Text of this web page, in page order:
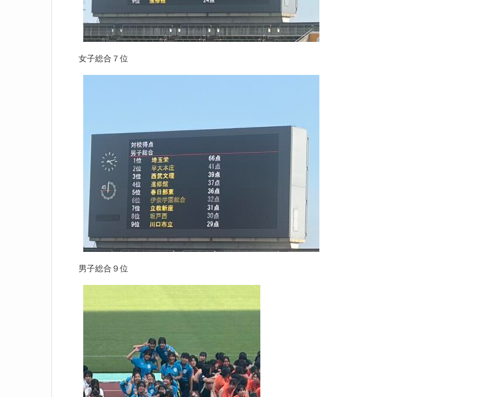
女子総合７位
男子総合９位